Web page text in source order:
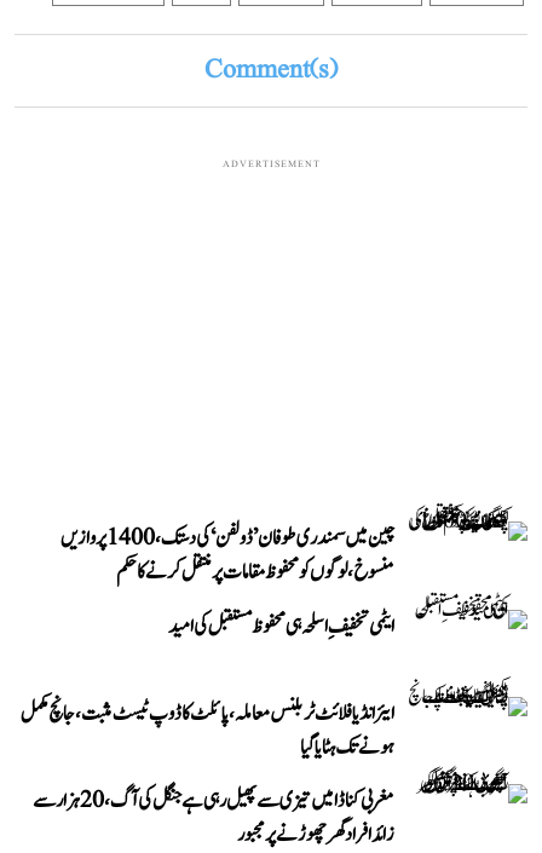
Comment(s)
ADVERTISEMENT
چین میں سمندری طوفان ’ڈولفن‘ کی دستک، 1400 پروازیں
منسوخ، لوگوں کو محفوظ مقامات پر منتقل کرنے کا حکم
ایٹمی تخفیفِ اسلحہ ہی محفوظ مستقبل کی امید
ایئر انڈیا فلائٹ ٹربلنس معاملہ، پائلٹ کا ڈوپ ٹیسٹ مثبت، جانچ مکمل
ہونے تک ہٹایا گیا
مغربی کناڈا میں تیزی سے پھیل رہی ہے جنگل کی آگ، 20 ہزار سے
زائد افراد گھر چھوڑنے پر مجبور